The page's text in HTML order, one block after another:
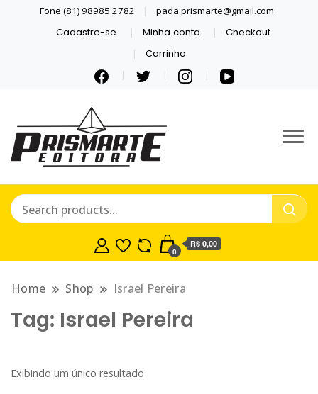
Fone:(81) 98985.2782 pada.prismarte@gmail.com
Cadastre-se Minha conta
Checkout
Carrinho
EDITORA
Se inspire com LIVROS E
0
R$ 0,00
Home Shop Israel Pereira
Tag: Israel Pereira
Exibindo um único resultado